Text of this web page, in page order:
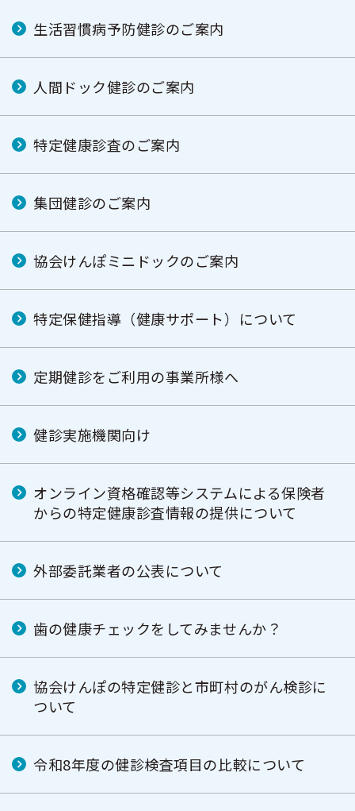
生活習慣病予防健診のご案内
人間ドック健診のご案内
特定健康診査のご案内
集団健診のご案内
協会けんぽミニドックのご案内
特定保健指導（健康サポート）について
定期健診をご利用の事業所様へ
健診実施機関向け
オンライン資格確認等システムによる保険者
からの特定健康診査情報の提供について
外部委託業者の公表について
歯の健康チェックをしてみませんか？
協会けんぽの特定健診と市町村のがん検診に
ついて
令和8年度の健診検査項目の比較について